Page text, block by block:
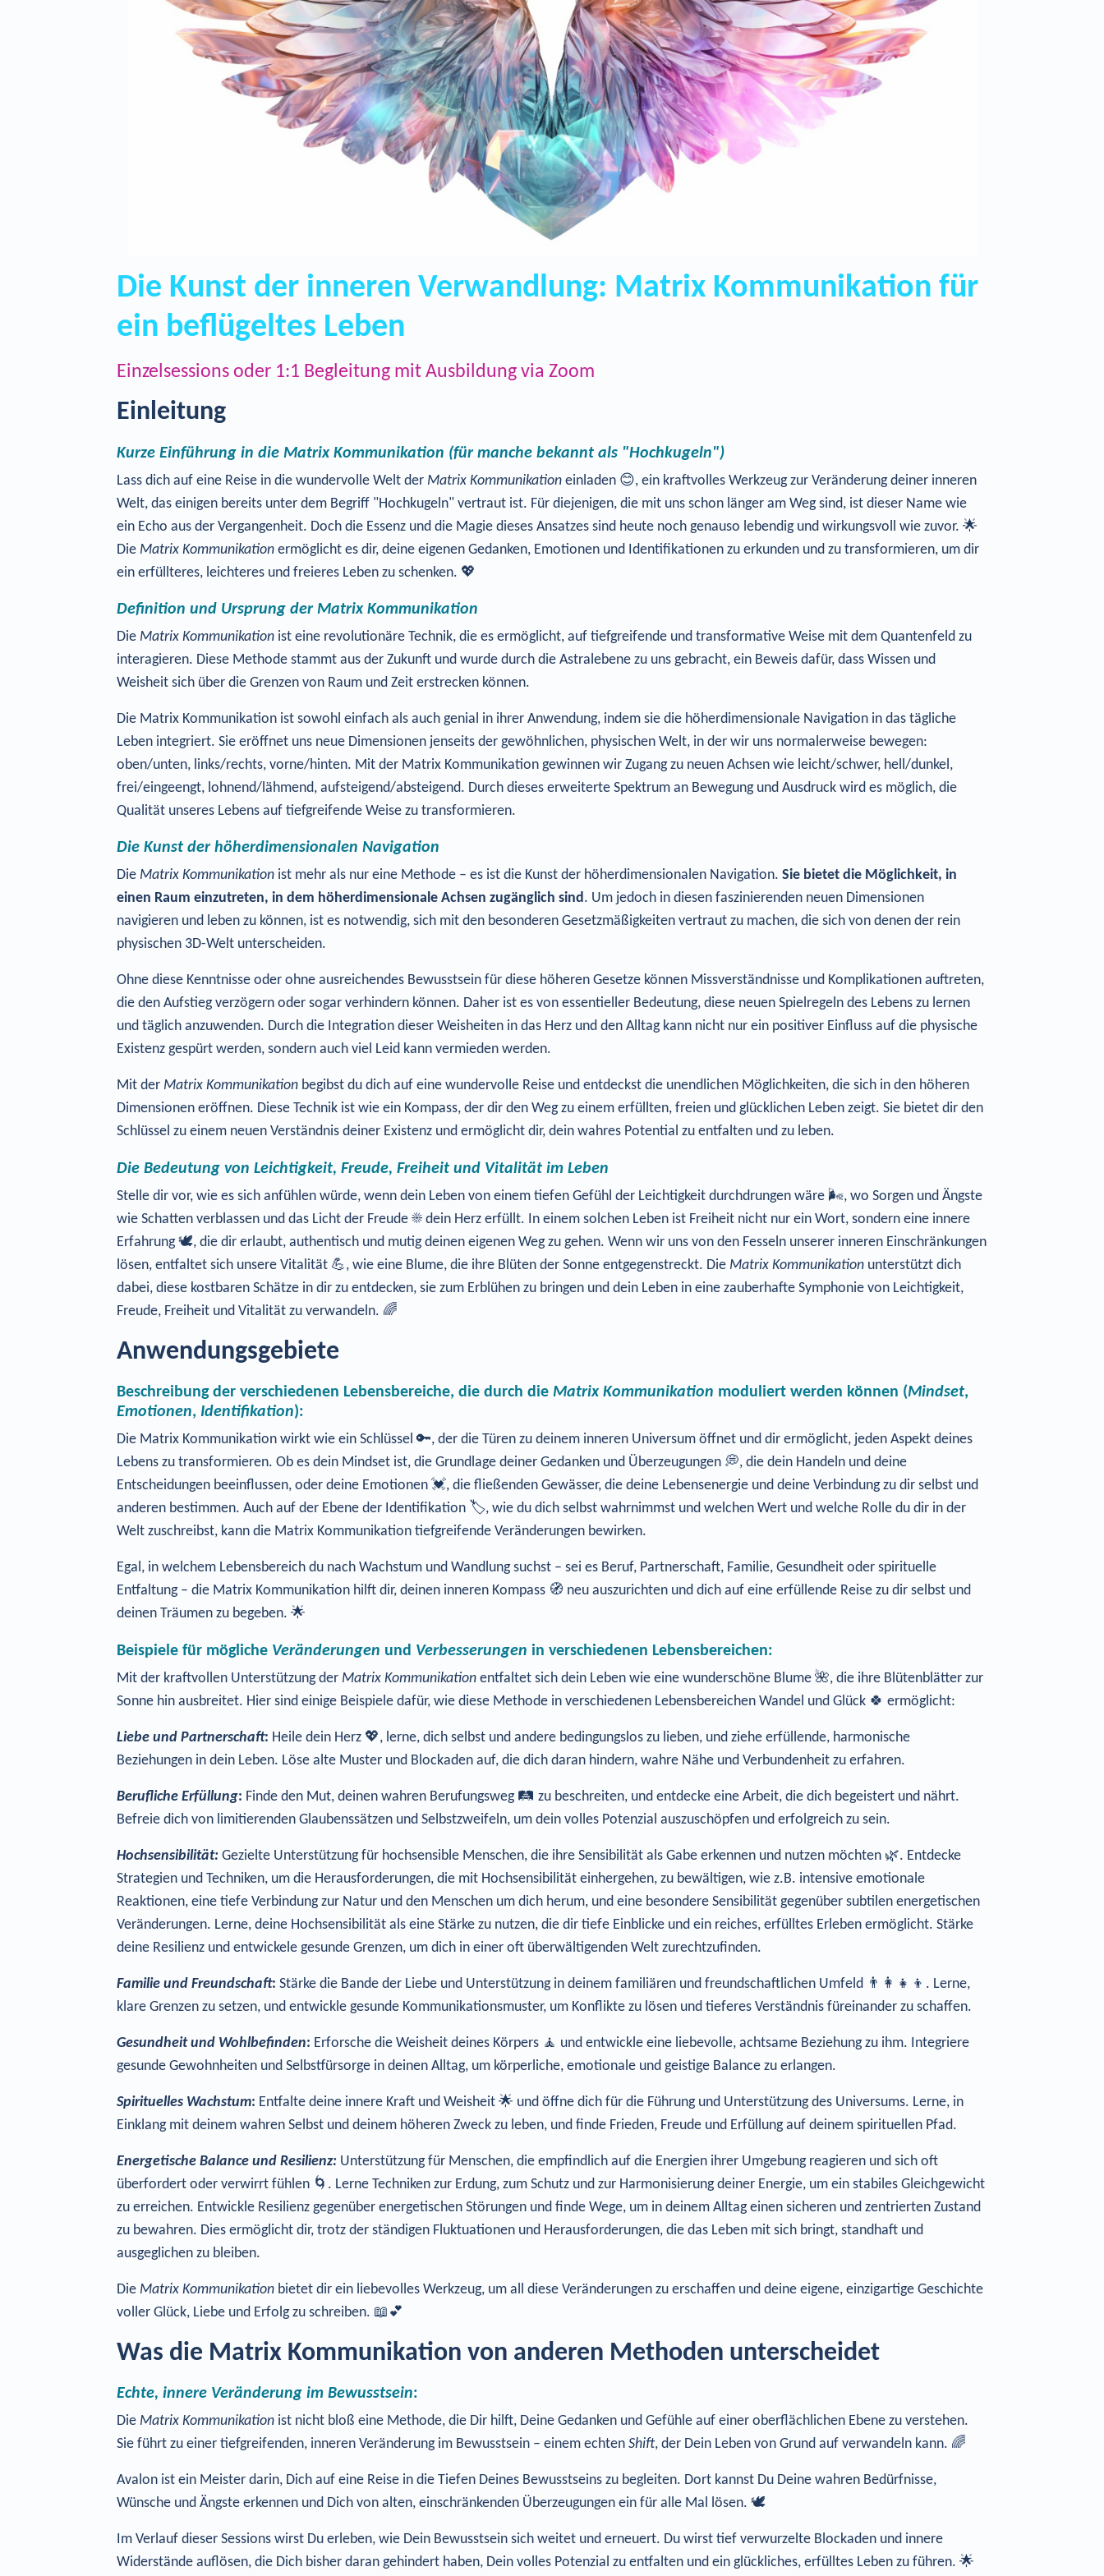
Die Kunst der inneren Verwandlung: Matrix Kommunikation für
ein beflügeltes Leben
Einzelsessions oder 1:1 Begleitung mit Ausbildung via Zoom
Einleitung
Kurze Einführung in die Matrix Kommunikation (für manche bekannt als "Hochkugeln")
Lass dich auf eine Reise in die wundervolle Welt der Matrix Kommunikation einladen 😊, ein kraftvolles Werkzeug zur Veränderung deiner inneren
Welt, das einigen bereits unter dem Begriff "Hochkugeln" vertraut ist. Für diejenigen, die mit uns schon länger am Weg sind, ist dieser Name wie
ein Echo aus der Vergangenheit. Doch die Essenz und die Magie dieses Ansatzes sind heute noch genauso lebendig und wirkungsvoll wie zuvor. 🌟
Die Matrix Kommunikation ermöglicht es dir, deine eigenen Gedanken, Emotionen und Identifikationen zu erkunden und zu transformieren, um dir
ein erfüllteres, leichteres und freieres Leben zu schenken. 💖
Definition und Ursprung der Matrix Kommunikation
Die Matrix Kommunikation ist eine revolutionäre Technik, die es ermöglicht, auf tiefgreifende und transformative Weise mit dem Quantenfeld zu
interagieren. Diese Methode stammt aus der Zukunft und wurde durch die Astralebene zu uns gebracht, ein Beweis dafür, dass Wissen und
Weisheit sich über die Grenzen von Raum und Zeit erstrecken können.
Die Matrix Kommunikation ist sowohl einfach als auch genial in ihrer Anwendung, indem sie die höherdimensionale Navigation in das tägliche
Leben integriert. Sie eröffnet uns neue Dimensionen jenseits der gewöhnlichen, physischen Welt, in der wir uns normalerweise bewegen:
oben/unten, links/rechts, vorne/hinten. Mit der Matrix Kommunikation gewinnen wir Zugang zu neuen Achsen wie leicht/schwer, hell/dunkel,
frei/eingeengt, lohnend/lähmend, aufsteigend/absteigend. Durch dieses erweiterte Spektrum an Bewegung und Ausdruck wird es möglich, die
Qualität unseres Lebens auf tiefgreifende Weise zu transformieren.
Die Kunst der höherdimensionalen Navigation
Die Matrix Kommunikation ist mehr als nur eine Methode – es ist die Kunst der höherdimensionalen Navigation. Sie bietet die Möglichkeit, in
einen Raum einzutreten, in dem höherdimensionale Achsen zugänglich sind. Um jedoch in diesen faszinierenden neuen Dimensionen
navigieren und leben zu können, ist es notwendig, sich mit den besonderen Gesetzmäßigkeiten vertraut zu machen, die sich von denen der rein
physischen 3D-Welt unterscheiden.
Ohne diese Kenntnisse oder ohne ausreichendes Bewusstsein für diese höheren Gesetze können Missverständnisse und Komplikationen auftreten,
die den Aufstieg verzögern oder sogar verhindern können. Daher ist es von essentieller Bedeutung, diese neuen Spielregeln des Lebens zu lernen
und täglich anzuwenden. Durch die Integration dieser Weisheiten in das Herz und den Alltag kann nicht nur ein positiver Einfluss auf die physische
Existenz gespürt werden, sondern auch viel Leid kann vermieden werden.
Mit der Matrix Kommunikation begibst du dich auf eine wundervolle Reise und entdeckst die unendlichen Möglichkeiten, die sich in den höheren
Dimensionen eröffnen. Diese Technik ist wie ein Kompass, der dir den Weg zu einem erfüllten, freien und glücklichen Leben zeigt. Sie bietet dir den
Schlüssel zu einem neuen Verständnis deiner Existenz und ermöglicht dir, dein wahres Potential zu entfalten und zu leben.
Die Bedeutung von Leichtigkeit, Freude, Freiheit und Vitalität im Leben
Stelle dir vor, wie es sich anfühlen würde, wenn dein Leben von einem tiefen Gefühl der Leichtigkeit durchdrungen wäre 🌬️, wo Sorgen und Ängste
wie Schatten verblassen und das Licht der Freude ☀️ dein Herz erfüllt. In einem solchen Leben ist Freiheit nicht nur ein Wort, sondern eine innere
Erfahrung 🕊️, die dir erlaubt, authentisch und mutig deinen eigenen Weg zu gehen. Wenn wir uns von den Fesseln unserer inneren Einschränkungen
lösen, entfaltet sich unsere Vitalität 💪, wie eine Blume, die ihre Blüten der Sonne entgegenstreckt. Die Matrix Kommunikation unterstützt dich
dabei, diese kostbaren Schätze in dir zu entdecken, sie zum Erblühen zu bringen und dein Leben in eine zauberhafte Symphonie von Leichtigkeit,
Freude, Freiheit und Vitalität zu verwandeln. 🌈
Anwendungsgebiete
Beschreibung der verschiedenen Lebensbereiche, die durch die Matrix Kommunikation moduliert werden können (Mindset,
Emotionen, Identifikation):
Die Matrix Kommunikation wirkt wie ein Schlüssel 🔑, der die Türen zu deinem inneren Universum öffnet und dir ermöglicht, jeden Aspekt deines
Lebens zu transformieren. Ob es dein Mindset ist, die Grundlage deiner Gedanken und Überzeugungen 💭, die dein Handeln und deine
Entscheidungen beeinflussen, oder deine Emotionen 💓, die fließenden Gewässer, die deine Lebensenergie und deine Verbindung zu dir selbst und
anderen bestimmen. Auch auf der Ebene der Identifikation 🏷️, wie du dich selbst wahrnimmst und welchen Wert und welche Rolle du dir in der
Welt zuschreibst, kann die Matrix Kommunikation tiefgreifende Veränderungen bewirken.
Egal, in welchem Lebensbereich du nach Wachstum und Wandlung suchst – sei es Beruf, Partnerschaft, Familie, Gesundheit oder spirituelle
Entfaltung – die Matrix Kommunikation hilft dir, deinen inneren Kompass 🧭 neu auszurichten und dich auf eine erfüllende Reise zu dir selbst und
deinen Träumen zu begeben. 🌟
Beispiele für mögliche Veränderungen und Verbesserungen in verschiedenen Lebensbereichen:
Mit der kraftvollen Unterstützung der Matrix Kommunikation entfaltet sich dein Leben wie eine wunderschöne Blume 🌺, die ihre Blütenblätter zur
Sonne hin ausbreitet. Hier sind einige Beispiele dafür, wie diese Methode in verschiedenen Lebensbereichen Wandel und Glück 🍀 ermöglicht:
Liebe und Partnerschaft: Heile dein Herz 💖, lerne, dich selbst und andere bedingungslos zu lieben, und ziehe erfüllende, harmonische
Beziehungen in dein Leben. Löse alte Muster und Blockaden auf, die dich daran hindern, wahre Nähe und Verbundenheit zu erfahren.
Berufliche Erfüllung: Finde den Mut, deinen wahren Berufungsweg 🛤️ zu beschreiten, und entdecke eine Arbeit, die dich begeistert und nährt.
Befreie dich von limitierenden Glaubenssätzen und Selbstzweifeln, um dein volles Potenzial auszuschöpfen und erfolgreich zu sein.
Hochsensibilität: Gezielte Unterstützung für hochsensible Menschen, die ihre Sensibilität als Gabe erkennen und nutzen möchten 🌿. Entdecke
Strategien und Techniken, um die Herausforderungen, die mit Hochsensibilität einhergehen, zu bewältigen, wie z.B. intensive emotionale
Reaktionen, eine tiefe Verbindung zur Natur und den Menschen um dich herum, und eine besondere Sensibilität gegenüber subtilen energetischen
Veränderungen. Lerne, deine Hochsensibilität als eine Stärke zu nutzen, die dir tiefe Einblicke und ein reiches, erfülltes Erleben ermöglicht. Stärke
deine Resilienz und entwickele gesunde Grenzen, um dich in einer oft überwältigenden Welt zurechtzufinden.
Familie und Freundschaft: Stärke die Bande der Liebe und Unterstützung in deinem familiären und freundschaftlichen Umfeld 👨‍👩‍👧‍👦. Lerne,
klare Grenzen zu setzen, und entwickle gesunde Kommunikationsmuster, um Konflikte zu lösen und tieferes Verständnis füreinander zu schaffen.
Gesundheit und Wohlbefinden: Erforsche die Weisheit deines Körpers 🧘 und entwickle eine liebevolle, achtsame Beziehung zu ihm. Integriere
gesunde Gewohnheiten und Selbstfürsorge in deinen Alltag, um körperliche, emotionale und geistige Balance zu erlangen.
Spirituelles Wachstum: Entfalte deine innere Kraft und Weisheit 🌟 und öffne dich für die Führung und Unterstützung des Universums. Lerne, in
Einklang mit deinem wahren Selbst und deinem höheren Zweck zu leben, und finde Frieden, Freude und Erfüllung auf deinem spirituellen Pfad.
Energetische Balance und Resilienz: Unterstützung für Menschen, die empfindlich auf die Energien ihrer Umgebung reagieren und sich oft
überfordert oder verwirrt fühlen 🌀. Lerne Techniken zur Erdung, zum Schutz und zur Harmonisierung deiner Energie, um ein stabiles Gleichgewicht
zu erreichen. Entwickle Resilienz gegenüber energetischen Störungen und finde Wege, um in deinem Alltag einen sicheren und zentrierten Zustand
zu bewahren. Dies ermöglicht dir, trotz der ständigen Fluktuationen und Herausforderungen, die das Leben mit sich bringt, standhaft und
ausgeglichen zu bleiben.
Die Matrix Kommunikation bietet dir ein liebevolles Werkzeug, um all diese Veränderungen zu erschaffen und deine eigene, einzigartige Geschichte
voller Glück, Liebe und Erfolg zu schreiben. 📖💕
Was die Matrix Kommunikation von anderen Methoden unterscheidet
Echte, innere Veränderung im Bewusstsein:
Die Matrix Kommunikation ist nicht bloß eine Methode, die Dir hilft, Deine Gedanken und Gefühle auf einer oberflächlichen Ebene zu verstehen.
Sie führt zu einer tiefgreifenden, inneren Veränderung im Bewusstsein – einem echten Shift, der Dein Leben von Grund auf verwandeln kann. 🌈
Avalon ist ein Meister darin, Dich auf eine Reise in die Tiefen Deines Bewusstseins zu begleiten. Dort kannst Du Deine wahren Bedürfnisse,
Wünsche und Ängste erkennen und Dich von alten, einschränkenden Überzeugungen ein für alle Mal lösen. 🕊️
Im Verlauf dieser Sessions wirst Du erleben, wie Dein Bewusstsein sich weitet und erneuert. Du wirst tief verwurzelte Blockaden und innere
Widerstände auflösen, die Dich bisher daran gehindert haben, Dein volles Potenzial zu entfalten und ein glückliches, erfülltes Leben zu führen. 🌟